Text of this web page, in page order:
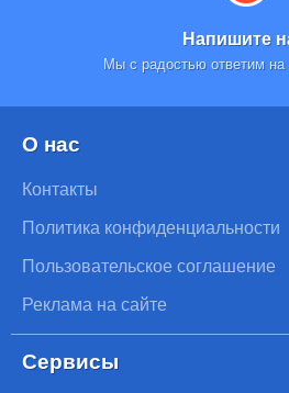
Напишите
Мы с радостью ответим
О нас
Контакты
Политика конфиденциальности
Пользовательское соглашение
Реклама на сайте
Сервисы